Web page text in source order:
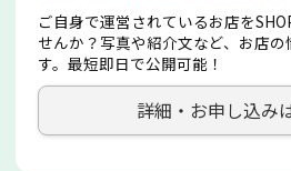
ご自身で運営されているお店を
せんか？写真や紹介文など、お店
す。最短即日で公開可能！
詳細・お申し込み